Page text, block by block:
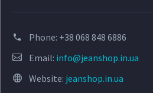
Phone: +38 068 848 6886
Email: info@jeanshop.in.ua
Website: jeanshop.in.ua